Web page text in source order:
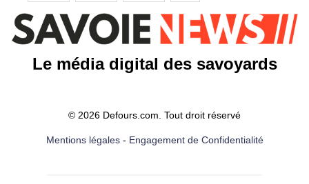
Le média digital des savoyards
© 2026 Defours.com. Tout droit réservé
Mentions légales- Engagement de Confidentialité